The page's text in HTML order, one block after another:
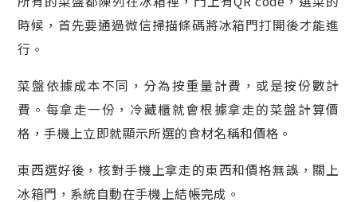
時候，首先要通過微信掃描條碼將冰箱門打開後才能進
行。
菜盤依據成本不同，分為按重量計費，或是按份數計
費。每拿走一份，冷藏櫃就會根據拿走的菜盤計算價
格，手機上立即就顯示所選的食材名稱和價格。
東西選好後，核對手機上拿走的東西和價格無誤，關上
冰箱門，系統自動在手機上結帳完成。